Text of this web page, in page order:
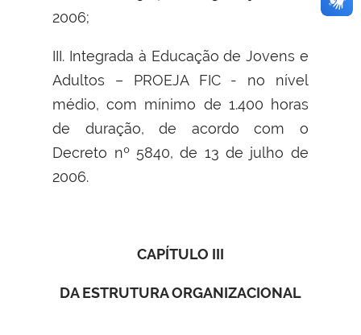
2006;
III. Integrada à Educação de Jovens e
Adultos – PROEJA FIC - no nível
médio, com mínimo de 1.400 horas
de duração, de acordo com o
Decreto nº 5840, de 13 de julho de
2006.
CAPÍTULO III
DA ESTRUTURA ORGANIZACIONAL